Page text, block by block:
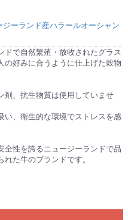
ーランド産ハラールオーシャン
ドで自然繁殖・放牧されたグラス
の好みに合うように仕上げた穀物
剤、抗生物質は使用していませ
い、衛生的な環境でストレスを感
全性を誇るニュージーランドで品
た牛のブランドです。